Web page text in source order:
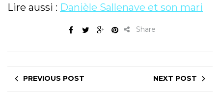
Lire aussi : Danièle Sallenave et son mari
Share
PREVIOUS POST NEXT POST